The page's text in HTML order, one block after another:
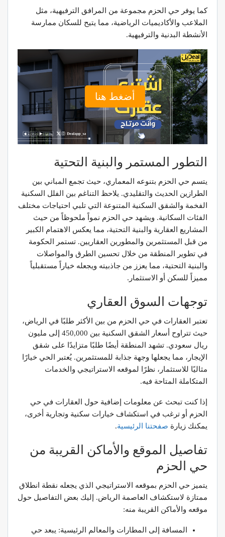
كما يوفر حي الحزم مجموعة من المرافق الترفيهية، مثل
الملاعب والأكاديميات الرياضية، مما يتيح للسكان ممارسة
الأنشطة البدنية والترفيهية.
أضغط هنا
التطور المستمر والبنية التحتية
يتسم حي الحزم بتنوعه المعماري، حيث تجمع المباني بين
الطرازين الحديث والتقليدي. يلاحظ التناغم بين الفلل السكنية
الفخمة والشقق السكنية المتنوعة التي تلبي احتياجات مختلف
الفئات السكانية. ويشهد حي الحزم نمواً ملحوظاً من حيث
المشاريع العقارية والبنية التحتية، مما يعكس الاهتمام الكبير
من قبل المستثمرين والمطورين العقاريين. تستمر الحكومة
في تطوير المنطقة من خلال تحسين الطرق والمواصلات
والبنية التحتية، مما يعزز من جاذبيته ويجعله خياراً مستقبلياً
مميزاً للسكن أو الاستثمار.
توجهات السوق العقاري
تعتبر العقارات في حي الحزم من بين الأكثر طلبًا في الرياض،
حيث تتراوح أسعار الشقق السكنية بين 450,000 إلى مليون
ريال سعودي. تشهد المنطقة أيضًا طلبًا متزايدًا على شقق
الإيجار، مما يجعلها وجهة جذابة للمستثمرين. يُعتبر الحي خيارًا
مثاليًا للاستثمار، نظرًا لموقعه الاستراتيجي والخدمات
المتكاملة المتاحة فيه.
إذا كنت تبحث عن معلومات إضافية حول العقارات في حي
الحزم أو ترغب في استكشاف خيارات سكنية وتجارية أخرى،
يمكنك زيارة صفحتنا الرئيسية.
تفاصيل الموقع والأماكن القريبة من
حي الحزم
يتميز حي الحزم بموقعه الاستراتيجي الذي يجعله نقطة انطلاق
ممتازة لاستكشاف العاصمة الرياض. إليك بعض التفاصيل حول
موقعه والأماكن القريبة منه:
المسافة إلى المطارات والمعالم الرئيسية: يبعد حي